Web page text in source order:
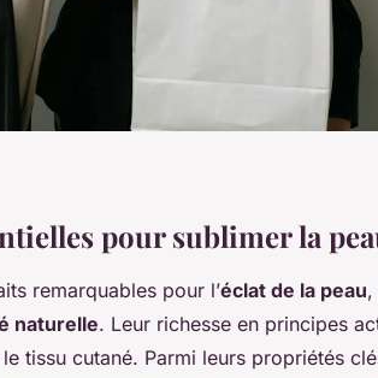
pour sublimer la
remarquables pour l’éclat de la peau,
naturelle. Leur richesse en principes
tissu cutané. Parmi leurs propriétés